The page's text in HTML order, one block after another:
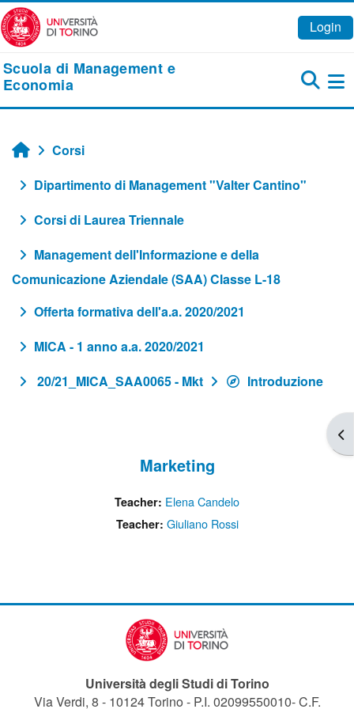
Vai al contenuto principale
Login
Scuola di Management e
Economia
Home
Corsi
Dipartimento di Management "Valter Cantino"
Corsi di Laurea Triennale
Management dell'Informazione e della
Comunicazione Aziendale (SAA) Classe L-18
Offerta formativa dell'a.a. 2020/2021
MICA - 1 anno a.a. 2020/2021
20/21_MICA_SAA0065 - Mkt
Introduzione
Marketing
Teacher: Elena Candelo
Teacher: Giuliano Rossi
Università degli Studi di Torino
Via Verdi, 8 - 10124 Torino - P.I. 02099550010- C.F.